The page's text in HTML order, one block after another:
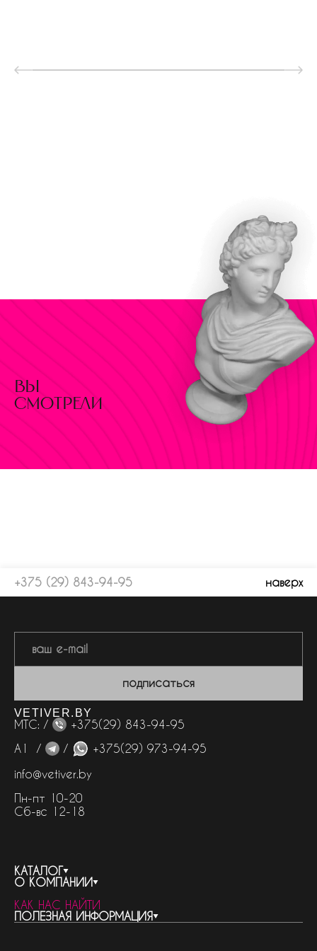
вы
смотрели
+375 (29) 843-94-95 наверх
подписаться
VETIVER.BY
МТС: /
+375(29) 843-94-95
А1 /
/
+375(29) 973-94-95
info@vetiver.by
Пн-пт 10-20
Сб-вс 12-18
КАТАЛОГ
весь каталог
бренды
женская парфюмерия
О КОМПАНИИ
контакты
о компании
КАК НАС НАЙТИ
ПОЛЕЗНАЯ ИНФОРМАЦИЯ